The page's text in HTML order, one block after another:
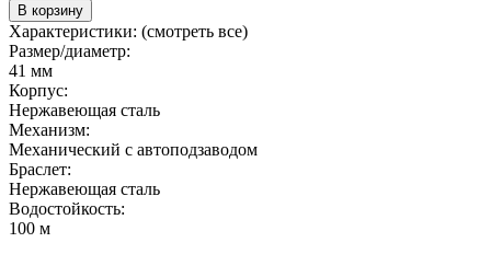
В корзину
Характеристики: (смотреть все)
Размер/диаметр:
41 мм
Корпус:
Нержавеющая сталь
Механизм:
Механический с автоподзаводом
Браслет:
Нержавеющая сталь
Водостойкость:
100 м